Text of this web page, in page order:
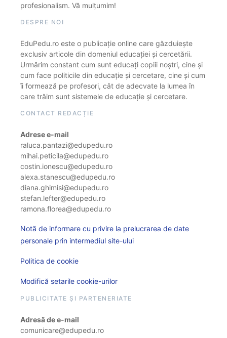
profesionalism. Vă mulțumim!
DESPRE NOI
EduPedu.ro este o publicație online care găzduiește
exclusiv articole din domeniul educației și cercetării.
Urmărim constant cum sunt educați copiii noștri, cine și
cum face politicile din educație și cercetare, cine și cum
îi formează pe profesori, cât de adecvate la lumea în
care trăim sunt sistemele de educație și cercetare.
CONTACT REDACȚIE
Adrese e-mail
raluca.pantazi@edupedu.ro
mihai.peticila@edupedu.ro
costin.ionescu@edupedu.ro
alexa.stanescu@edupedu.ro
diana.ghimisi@edupedu.ro
stefan.lefter@edupedu.ro
ramona.florea@edupedu.ro
Notă de informare cu privire la prelucrarea de date
personale prin intermediul site-ului
Politica de cookie
Modifică setarile cookie-urilor
PUBLICITATE ȘI PARTENERIATE
Adresă de e-mail
comunicare@edupedu.ro